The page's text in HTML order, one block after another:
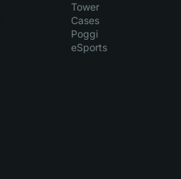
Tower
Cases
Poggi
eSports